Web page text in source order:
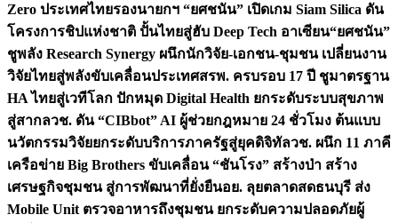
Zero ประเทศไทยรองนายกฯ “ยศชนัน” เปิดเกม Siam Silica ดัน
โครงการชิปแห่งชาติ ปั้นไทยสู่ฮับ Deep Tech อาเซียน“ยศชนัน”
ชูพลัง Research Synergy ผนึกนักวิจัย-เอกชน-ชุมชน เปลี่ยนงาน
วิจัยไทยสู่พลังขับเคลื่อนประเทศสรพ. ครบรอบ 17 ปี ชูมาตรฐาน
HA ไทยสู่เวทีโลก ปักหมุด Digital Health ยกระดับระบบสุขภาพ
สู่สากลวช. ดัน “CIBbot” AI ผู้ช่วยกฎหมาย 24 ชั่วโมง ต้นแบบ
นวัตกรรมวิจัยยกระดับบริการภาครัฐสู่ยุคดิจิทัลวช. ผนึก 11 ภาคี
เครือข่าย Big Brothers ขับเคลื่อน “ชันโรง” สร้างป่า สร้าง
เศรษฐกิจชุมชน สู่การพัฒนาที่ยั่งยืนอย. ลุยตลาดสดธนบุรี ส่ง
Mobile Unit ตรวจอาหารถึงชุมชน ยกระดับความปลอดภัยผู้